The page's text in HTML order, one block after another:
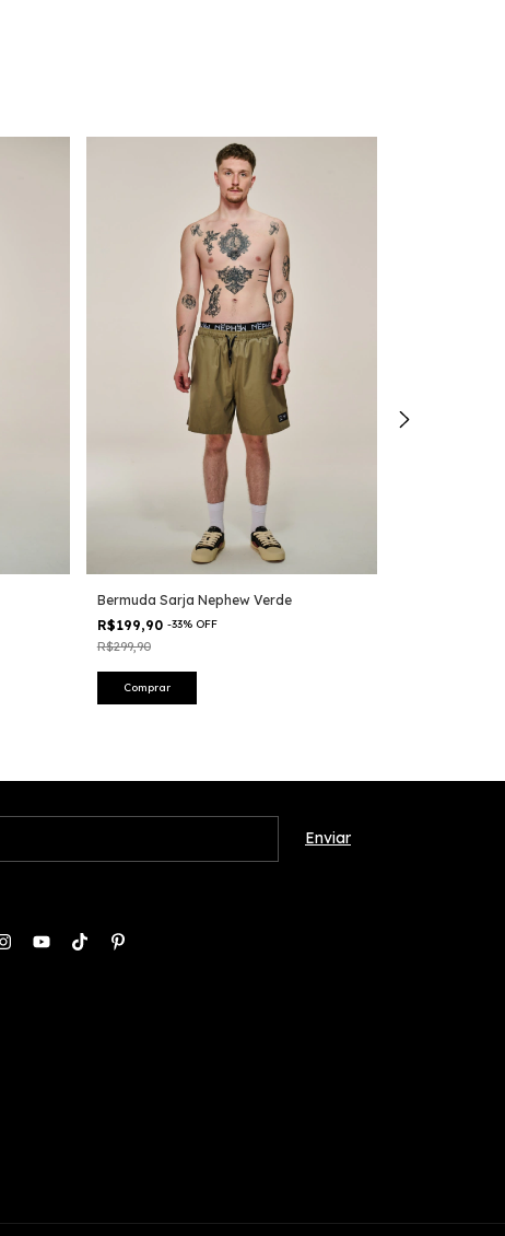
Bermuda Sarja Nephew Verde
R$199,90 -33% OFF
R$299,90
Comprar